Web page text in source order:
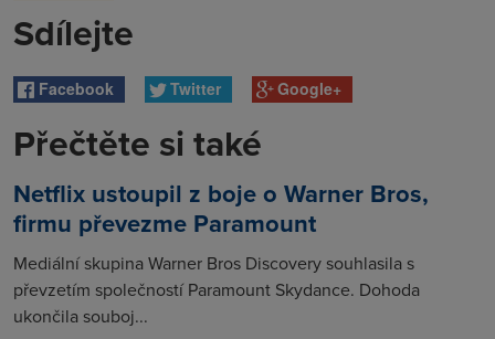
Sdílejte
Facebook Twitter Google+
Přečtěte si také
Netflix ustoupil z boje o Warner Bros,
firmu převezme Paramount
Mediální skupina Warner Bros Discovery souhlasila s
převzetím společností Paramount Skydance. Dohoda
ukončila souboj...